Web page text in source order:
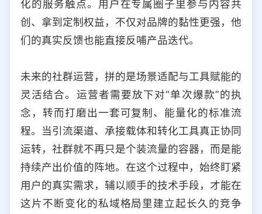
化的服务触点。用户在专属圈子里参与内容共
创、拿到定制权益，不仅对品牌的黏性更强，他
们的真实反馈也能直接反哺产品迭代。
未来的社群运营，拼的是场景适配与工具赋能的
灵活结合。运营者需要放下对“单次爆款”的执
念，转而打磨出一套可复制、能量化的标准流
程。当引流渠道、承接载体和转化工具真正协同
运转，社群就不再只是个装流量的容器，而是能
持续产出价值的阵地。在这个过程中，始终盯紧
用户的真实需求，辅以顺手的技术手段，才能在
这片不断变化的私域格局里建立起长久的竞争